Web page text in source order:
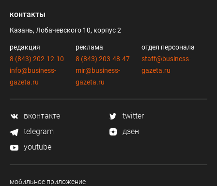
контакты
Казань, Лобачевского 10, корпус 2
редакция
8 (843) 202-12-10
info@business-
gazeta.ru
реклама
8 (843) 203-48-47
mir@business-
gazeta.ru
отдел персонала
staff@business-
gazeta.ru
вконтакте
twitter
telegram
дзен
youtube
мобильное приложение